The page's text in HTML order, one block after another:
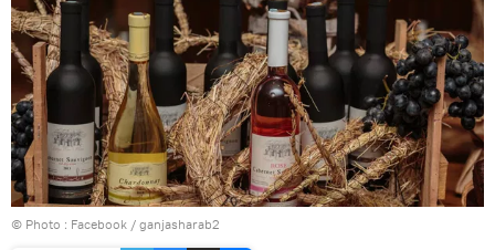
© Photo : Facebook / ganjasharab2